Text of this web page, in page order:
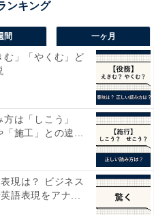
ボタンをクリックする
グインが必要です）
ュース」にチェックが入っ
間 一ヶ月
む」「やくむ」ど
は「しこう」
「施工」との違...
現は？ ビジネス
語表現をアナ...